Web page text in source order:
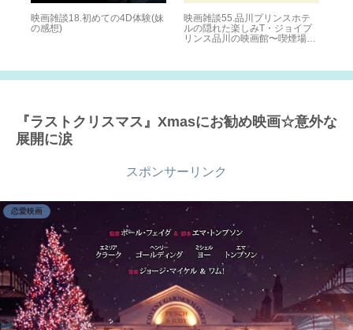
映画雑談18.初めての4D体験(妹
の感想)
映画雑談55.品川プリンスホテ
ルの隠れた楽しみT・ジョイプ
リンス品川の映画館〜喫煙場所
『ラストクリスマス』Xmasにお勧め映画☆意外な
展開に涙
スポンサーリンク
恋愛映画